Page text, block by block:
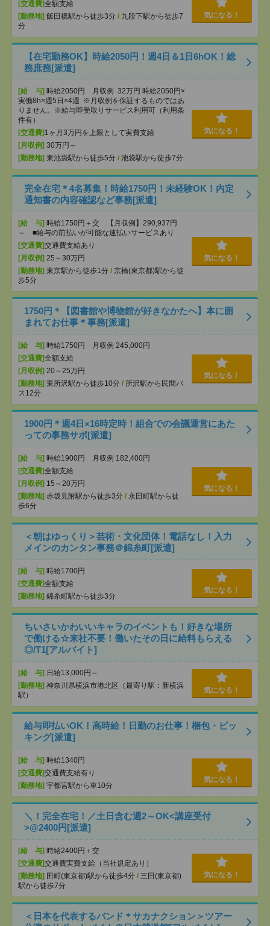
[交通費]全額支給
[勤務地] 飯田橋駅から徒歩3分 / 九段下駅から徒歩7
分
気になる！
【在宅勤務OK】時給2050円！週4日＆1日6hOK！総
務庶務[派遣]
[給 与] 時給2050円 月収例 32万円 時給2050円×
実働8h×週5日×4週 ※月収例を保証するものではあ
りません。※給与即受取りサービス利用可（利用条
件有）
[交通費] 1ヶ月3万円を上限として実費支給
[月収例] 30万円～
[勤務地] 東池袋駅から徒歩5分 / 池袋駅から徒歩7分
気になる！
完全在宅＊4名募集！時給1750円！未経験OK！内定
通知書の内容確認など事務[派遣]
[給 与] 時給1750円＋交 【月収例】290,937円
～ ■給与の前払いが可能な速払いサービスあり
[交通費]交通費支給あり
[月収例] 25～30万円
[勤務地] 東京駅から徒歩1分 / 京橋(東京都)駅から徒
歩5分
気になる！
1750円＊【図書館や博物館が好きなかたへ】本に囲
まれてお仕事＊事務[派遣]
[給 与] 時給1750円 月収例 245,000円
[交通費]全額支給
[月収例] 20～25万円
[勤務地] 東所沢駅から徒歩10分 / 所沢駅から民間バ
ス12分
気になる！
1900円＊週4日×16時定時！組合での会議運営にあた
っての事務サポ[派遣]
[給 与] 時給1900円 月収例 182,400円
[交通費]全額支給
[月収例] 15～20万円
[勤務地] 赤坂見附駅から徒歩3分 / 永田町駅から徒
歩6分
気になる！
＜朝はゆっくり＞芸術・文化団体！電話なし！入力
メインのカンタン事務＠錦糸町[派遣]
[給 与] 時給1700円
[交通費]全額支給
[勤務地] 錦糸町駅から徒歩3分
気になる！
ちいさいかわいいキャラのイベントも！好きな場所
で働ける☆来社不要！働いたその日に給料もらえる
◎/T1[アルバイト]
[給 与] 日給13,000円～
[勤務地] 神奈川県横浜市港北区（最寄り駅：新横浜
駅）
気になる！
給与即払いOK！高時給！日勤のお仕事！梱包・ピッ
キング[派遣]
[給 与] 時給1340円
[交通費]交通費支給有り
[勤務地] 宇都宮駅から車10分
気になる！
＼！完全在宅！／土日含む週2～OK<講座受付
>@2400円[派遣]
[給 与] 時給2400円＋交
[交通費]交通費実費支給（当社規定あり）
[勤務地] 田町(東京都)駅から徒歩4分 / 三田(東京都)
駅から徒歩7分
気になる！
＜日本を代表するバンド＊サカナクション＞ツアー